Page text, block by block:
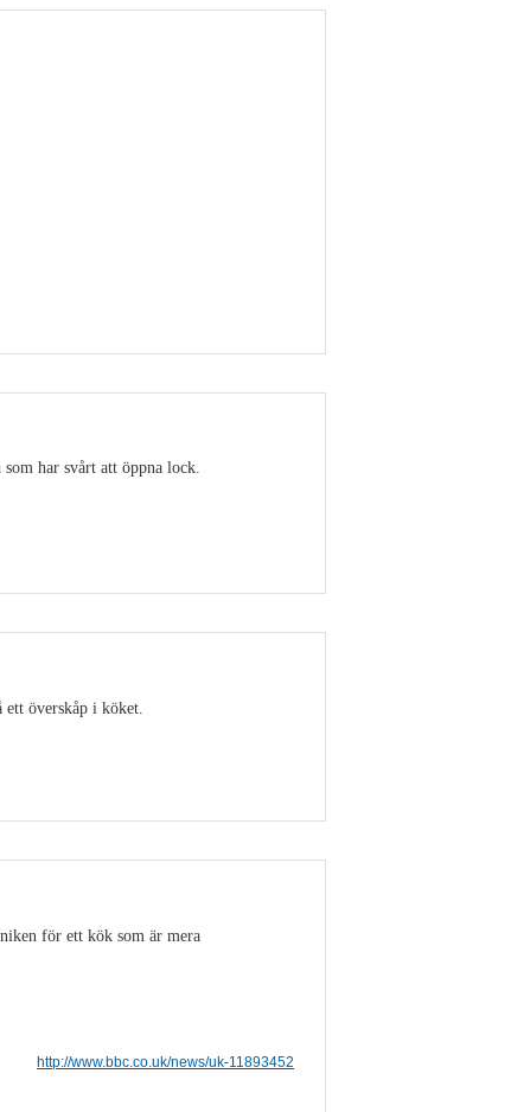
har svårt att öppna lock.
överskåp i köket.
för ett kök som är mera
http://www.bbc.co.uk/news/uk-11893452